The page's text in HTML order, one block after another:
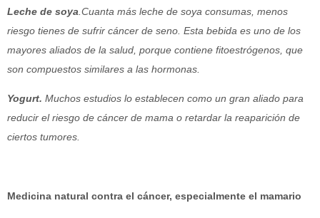
Leche de soya .Cuanta más leche de soya consumas, menos
riesgo tienes de sufrir cáncer de seno. Esta bebida es uno de los
mayores aliados de la salud, porque contiene fitoestrógenos, que
son compuestos similares a las hormonas.
Yogurt. Muchos estudios lo establecen como un gran aliado para
reducir el riesgo de cáncer de mama o retardar la reaparición de
ciertos tumores.
Medicina natural contra el cáncer, especialmente el mamario